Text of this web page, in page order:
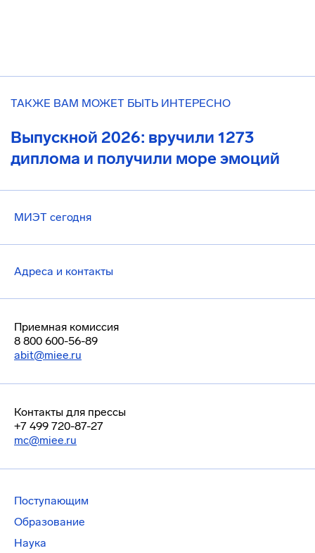
ТАКЖЕ ВАМ МОЖЕТ БЫТЬ ИНТЕРЕСНО
Выпускной 2026: вручили 1273
диплома и получили море эмоций
МИЭТ сегодня
Адреса и контакты
Приемная комиссия
8 800 600-56-89
abit@miee.ru
Контакты для прессы
+7 499 720-87-27
mc@miee.ru
Поступающим
Образование
Наука